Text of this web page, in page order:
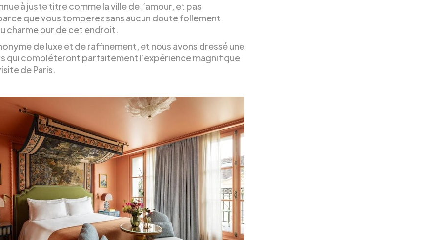
à juste titre comme la ville de l’amour, et pas
que vous tomberez sans aucun doute follement
charme pur de cet endroit.
de luxe et de raffinement, et nous avons dressé une
qui compléteront parfaitement l’expérience magnifique
de Paris.